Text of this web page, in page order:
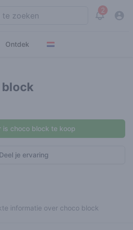
2
View
Ontdek
Deel je ervaring
is choco block te koop
informatie over choco block